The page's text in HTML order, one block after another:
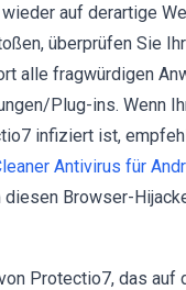
auf derartige
überprüfen Sie
alle fragwürdigen
Plug-ins. Wenn
infiziert ist,
Antivirus für
diesen Browser-
Protectio7, das auf